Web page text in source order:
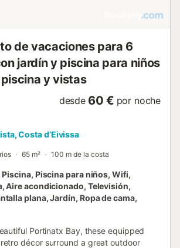
de vacaciones para 6
jardín y piscina para niños
y vistas
desde 60 € por noche
Costa d’Eivissa
65 m² 100 m de la costa
Piscina para niños, Wifi,
Aire acondicionado, Televisión,
plana, Jardín, Ropa de cama,
Portinatx Bay, these equipped
décor surround a great outdoor